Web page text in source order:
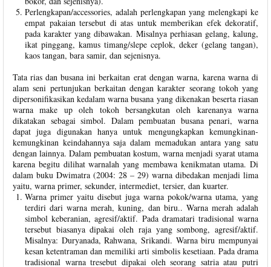
Perlengkapan/accessories, adalah perlengkapan yang melengkapi ke
empat pakaian tersebut di atas untuk memberikan efek dekoratif,
pada karakter yang dibawakan. Misalnya perhiasan gelang, kalung,
ikat pinggang, kamus timang/slepe ceplok, deker (gelang tangan),
kaos tangan, bara samir, dan sejenisnya.
Tata rias dan busana ini berkaitan erat dengan warna, karena warna di
alam seni pertunjukan berkaitan dengan karakter seorang tokoh yang
dipersonifikasikan kedalam warna busana yang dikenakan beserta riasan
warna make up oleh tokoh bersangkutan oleh karenanya warna
dikatakan sebagai simbol. Dalam pembuatan busana penari, warna
dapat juga digunakan hanya untuk mengungkapkan kemungkinan-
kemungkinan keindahannya saja dalam memadukan antara yang satu
dengan lainnya. Dalam pembuatan kostum, warna menjadi syarat utama
karena begitu dilihat warnalah yang membawa kenikmatan utama. Di
dalam buku Dwimatra (2004: 28 – 29) warna dibedakan menjadi lima
yaitu, warna primer, sekunder, intermediet, tersier, dan kuarter.
Warna primer yaitu disebut juga warna pokok/warna utama, yang
terdiri dari warna merah, kuning, dan biru.. Warna merah adalah
simbol keberanian, agresif/aktif. Pada dramatari tradisional warna
tersebut biasanya dipakai oleh raja yang sombong, agresif/aktif.
Misalnya: Duryanada, Rahwana, Srikandi. Warna biru mempunyai
kesan ketentraman dan memiliki arti simbolis kesetiaan. Pada drama
tradisional warna tresebut dipakai oleh seorang satria atau putri